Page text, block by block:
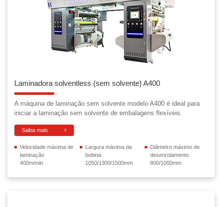
Laminadora solventless (sem solvente) A400
A máquina de laminação sem solvente modelo A400 é ideal para
iniciar a laminação sem solvente de embalagens flexíveis.
Saiba mais
Velocidade máxima de
laminação
400m/min
Largura máxima da
bobina
1050/1300/1500mm
Diâmetro máximo de
desenrolamento
800/1000mm